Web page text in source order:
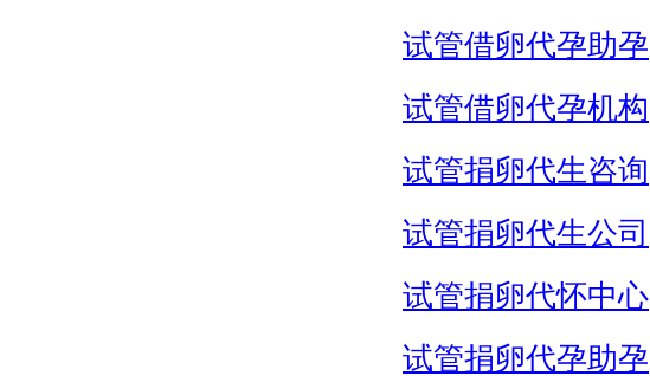
试管借卵代孕助孕
试管借卵代孕机构
试管捐卵代生咨询
试管捐卵代生公司
试管捐卵代怀中心
试管捐卵代孕助孕